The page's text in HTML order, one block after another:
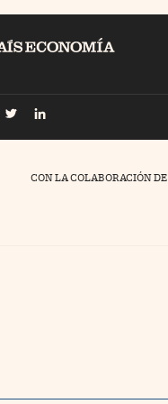
Pyme //foo
CON LA COLABORACIÓN DE